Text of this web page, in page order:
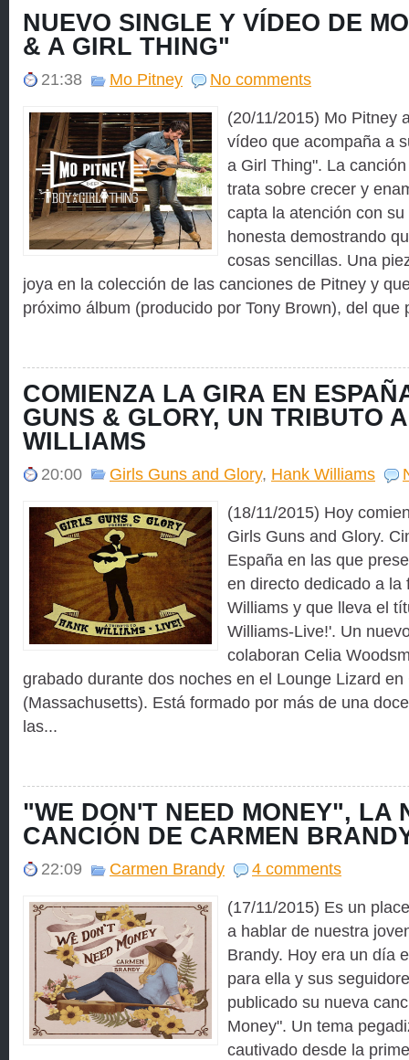
NUEVO SINGLE Y VÍDEO DE
& A GIRL THING"
21:38 Mo Pitney
No comments
(20/11/2015) Mo Pitney
vídeo que acompaña a
a Girl Thing". La
trata sobre crecer y
capta la atención con
honesta demostrando
cosas sencillas. Una
joya en la colección de las canciones de Pitney y
próximo álbum (producido por Tony Brown), del que
COMIENZA LA GIRA EN
GUNS & GLORY, UN TRIBUTO
WILLIAMS
20:00 Girls Guns and Glory, Hank Williams
(18/11/2015) Hoy
Girls Guns and Glory.
España en las que
en directo dedicado a la
Williams y que lleva el
Williams-Live!'. Un
colaboran Celia
grabado durante dos noches en el Lounge Lizard en
(Massachusetts). Está formado por más de una
las...
"WE DON'T NEED MONEY", LA
CANCIÓN DE CARMEN
22:09 Carmen Brandy
4 comments
(17/11/2015) Es un
a hablar de nuestra
Brandy. Hoy era un día
para ella y sus
publicado su nueva
Money". Un tema
cautivado desde la